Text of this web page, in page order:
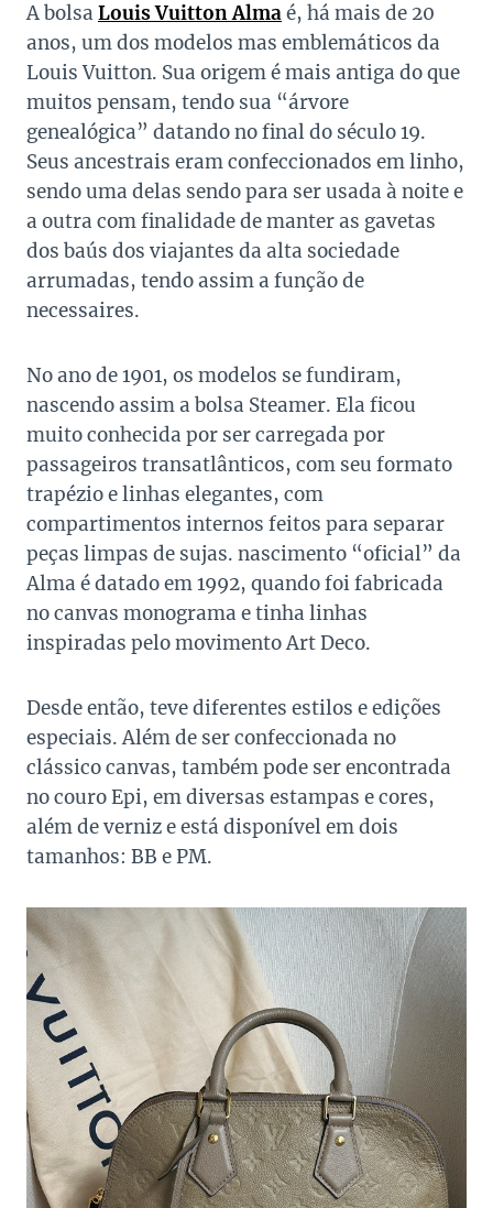
A bolsa Louis Vuitton Almaé, há mais de 20
anos, um dos modelos mas emblemáticos da
Louis Vuitton. Sua origem é mais antiga do que
muitos pensam, tendo sua “árvore
genealógica” datando no final do século 19.
Seus ancestrais eram confeccionados em linho,
sendo uma delas sendo para ser usada à noite e
a outra com finalidade de manter as gavetas
dos baús dos viajantes da alta sociedade
arrumadas, tendo assim a função de
necessaires.
No ano de 1901, os modelos se fundiram,
nascendo assim a bolsa Steamer. Ela ficou
muito conhecida por ser carregada por
passageiros transatlânticos, com seu formato
trapézio e linhas elegantes, com
compartimentos internos feitos para separar
peças limpas de sujas. nascimento “oficial” da
Alma é datado em 1992, quando foi fabricada
no canvas monograma e tinha linhas
inspiradas pelo movimento Art Deco.
Desde então, teve diferentes estilos e edições
especiais. Além de ser confeccionada no
clássico canvas, também pode ser encontrada
no couro Epi, em diversas estampas e cores,
além de verniz e está disponível em dois
tamanhos: BB e PM.